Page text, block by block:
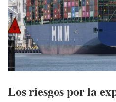
Los riesgos por la